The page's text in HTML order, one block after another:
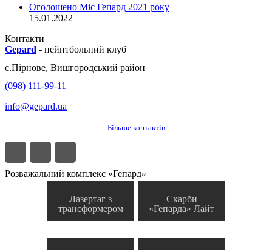
Оголошено Міс Гепард 2021 року
15.01.2022
Контакти
Gepard - пейнтбольний клуб
с.Пірнове, Вишгородський район
(098) 111-99-11
info@gepard.ua
Більше контактів
Розважальний комплекс «Гепард»
Лазертаг з
трансформером
Скарби
«Гепарда» Лайт